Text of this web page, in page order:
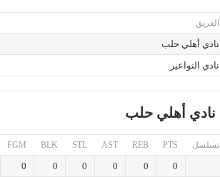
الفريق
نادي أهلي حلب
نادي النواعير
نادي أهلي حلب
تسلسل PTS
REB
AST
STL
BLK
FGM
0
0
0
0
0
0